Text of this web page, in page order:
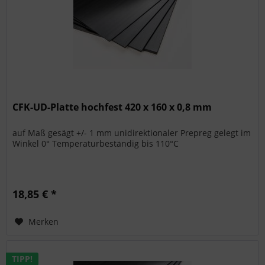
CFK-UD-Platte hochfest 420 x 160 x 0,8 mm
auf Maß gesägt +/- 1 mm unidirektionaler Prepreg gelegt im
Winkel 0° Temperaturbeständig bis 110°C
18,85 € *
Merken
TIPP!